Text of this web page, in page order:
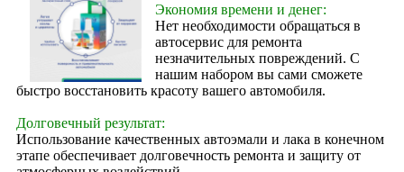
Экономия времени и денег:
Нет необходимости обращаться в
автосервис для ремонта
незначительных повреждений. С
нашим набором вы сами сможете
быстро восстановить красоту вашего автомобиля.
Долговечный результат:
Использование качественных автоэмали и лака в конечном
этапе обеспечивает долговечность ремонта и защиту от